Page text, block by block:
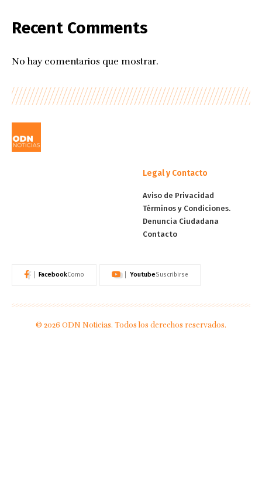
Recent Comments
No hay comentarios que mostrar.
Legal y Contacto
Aviso de Privacidad
Términos y Condiciones.
Denuncia Ciudadana
Contacto
FacebookComo YoutubeSuscribirse
© 2026 ODN Noticias. Todos los derechos reservados.